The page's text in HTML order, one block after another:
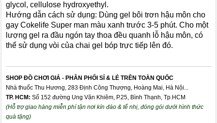
glycol, cellulose hydroxyethyl.
Hướng dẫn cách sử dụng: Dùng gel bôi trơn hậu môn cho
gay Cokelife Super man màu xanh trước 3-5 phút. Cho một
lượng gel ra đầu ngón tay thoa đều quanh lỗ hậu môn, có
thể sử dụng vòi của chai gel bóp trực tiếp lên đó.
SHOP ĐỒ CHƠI GIẢ - PHÂN PHỐI SỈ & LẺ TRÊN TOÀN QUỐC
Nhà thuốc Thu Hương, 283 Định Công Thượng, Hoàng Mai, Hà Nội...
TP. HCM: Số 152 đường Ung Văn Khiêm, P.25, Bình Thạnh, Tp.HCM
(Hỗ trợ giao hàng miễn phí tận nơi kín đáo & tế nhị, đóng gói dưới hình thức
quà tặng)